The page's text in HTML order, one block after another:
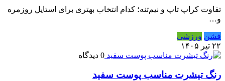
تفاوت کراپ تاپ و نیم‌تنه؛ کدام انتخاب بهتری برای استایل روزمره
و…
فشن ورزشی
۲۲ تیر ۱۴۰۵
0 دیدگاه
رنگ تیشرت مناسب پوست سفید